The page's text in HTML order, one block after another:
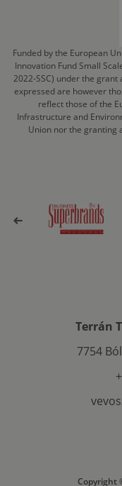
Funded by the European
Innovation Fund Small
2022-SSC) under the
expressed are however
reflect those of the
Infrastructure and
Union nor the granting
Terrán
7754
Copyright